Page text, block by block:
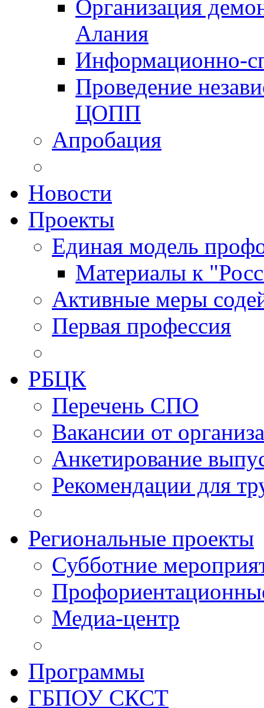
Организация
Алания
Информационно-
Проведение
ЦОПП
Апробация
Новости
Проекты
Единая модель
Материалы к
Активные меры
Первая профессия
РБЦК
Перечень СПО
Вакансии от
Анкетирование
Рекомендации для
Региональные проекты
Субботние
Медиа-центр
Программы
ГБПОУ СКСТ